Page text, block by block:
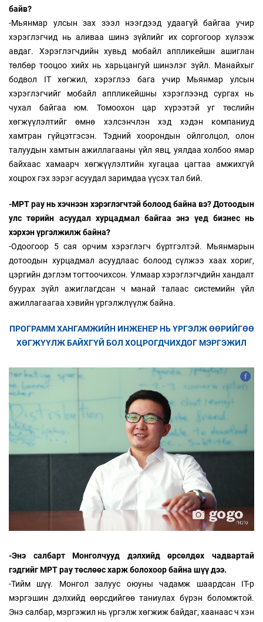
байв?
-Мьянмар улсын зах зээл нээгдээд удаагүй байгаа учир
хэрэглэгчид нь аливаа шинэ зүйлийг их соргогоор хүлээж
авдаг. Хэрэглэгчдийн хувьд мобайл аппликейшн ашиглан
төлбөр тооцоо хийх нь харьцангуй шинэлэг зүйл. Манайхыг
бодвол IT хөгжил, хэрэглээ бага учир Мьянмар улсын
хэрэглэгчийг мобайл аппликейшны хэрэглээнд сургах нь
чухал байгаа юм. Томоохон цар хүрээтэй уг төслийн
хөгжүүлэлтийг өмнө хэлсэнчлэн хэд хэдэн компаниуд
хамтран гүйцэтгэсэн. Тэдний хоорондын ойлголцол, олон
талуудын хамтын ажиллагааны үйл явц, уялдаа холбоо ямар
байхаас хамаарч хөгжүүлэлтийн хугацаа цагтаа амжихгүй
хоцрох гэх зэрэг асуудал заримдаа үүсэх тал бий.
-MPT pay нь хэчнээн хэрэглэгчтэй болоод байна вэ? Дотоодын
улс төрийн асуудал хурцадмал байгаа энэ үед бизнес нь
хэрхэн үргэлжилж байна?
-Одоогоор 5 сая орчим хэрэглэгч бүртгэлтэй. Мьянмарын
дотоодын хурцадмал асуудлаас болоод сүлжээ хаах хориг,
цэргийн дэглэм тогтоочихсон. Улмаар хэрэглэгчдийн хандалт
буурах зүйл ажиглагдсан ч манай талаас системийн үйл
ажиллагаагаа хэвийн үргэлжлүүлж байна.
ПРОГРАММ ХАНГАМЖИЙН ИНЖЕНЕР НЬ ҮРГЭЛЖ ӨӨРИЙГӨӨ
ХӨГЖҮҮЛЖ БАЙХГҮЙ БОЛ ХОЦРОГДЧИХДОГ МЭРГЭЖИЛ
-Энэ салбарт Монголчууд дэлхийд өрсөлдөх чадвартай
гэдгийг MPT pay төслөөс харж болохоор байна шүү дээ.
-Тийм шүү. Монгол залуус оюуны чадамж шаардсан IТ-р
мэргэшин дэлхийд өөрсдийгөө таниулах бүрэн боломжтой.
Энэ салбар, мэргэжил нь үргэлж хөгжиж байдаг, хаанаас ч хэн